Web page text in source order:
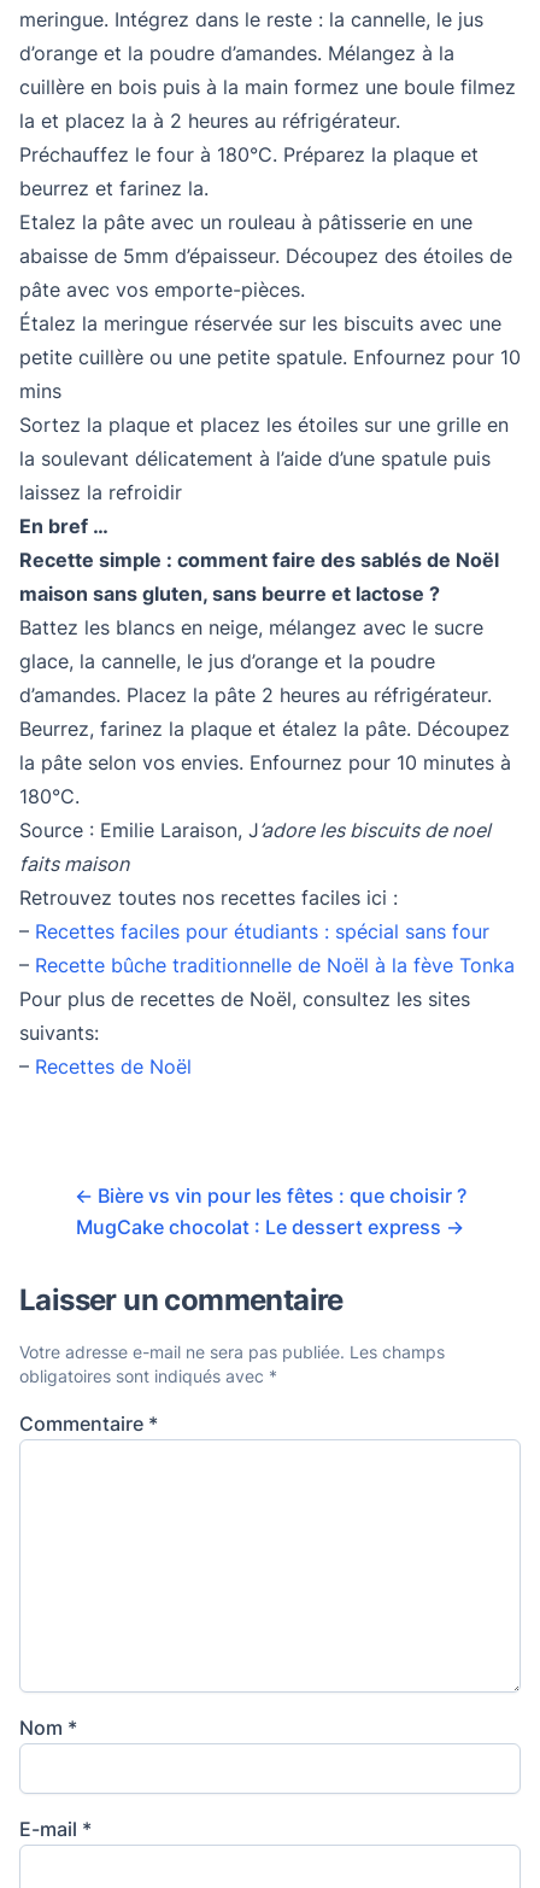
meringue. Intégrez dans le reste : la cannelle, le jus
d’orange et la poudre d’amandes. Mélangez à la
cuillère en bois puis à la main formez une boule filmez
la et placez la à 2 heures au réfrigérateur.
Préchauffez le four à 180°C. Préparez la plaque et
beurrez et farinez la.
Etalez la pâte avec un rouleau à pâtisserie en une
abaisse de 5mm d’épaisseur. Découpez des étoiles de
pâte avec vos emporte-pièces.
Étalez la meringue réservée sur les biscuits avec une
petite cuillère ou une petite spatule. Enfournez pour 10
mins
Sortez la plaque et placez les étoiles sur une grille en
la soulevant délicatement à l’aide d’une spatule puis
laissez la refroidir
En bref …
Recette simple : comment faire des sablés de Noël
maison sans gluten, sans beurre et lactose ?
Battez les blancs en neige, mélangez avec le sucre
glace, la cannelle, le jus d’orange et la poudre
d’amandes. Placez la pâte 2 heures au réfrigérateur.
Beurrez, farinez la plaque et étalez la pâte. Découpez
la pâte selon vos envies. Enfournez pour 10 minutes à
180°C.
Source : Emilie Laraison, J’adore les biscuits de noel
faits maison
Retrouvez toutes nos recettes faciles ici :
– Recettes faciles pour étudiants : spécial sans four
– Recette bûche traditionnelle de Noël à la fève Tonka
Pour plus de recettes de Noël, consultez les sites
suivants:
– Recettes de Noël
← Bière vs vin pour les fêtes : que choisir ?
MugCake chocolat : Le dessert express →
Laisser un commentaire
Votre adresse e-mail ne sera pas publiée. Les champs
obligatoires sont indiqués avec *
Commentaire *
Nom *
E-mail *